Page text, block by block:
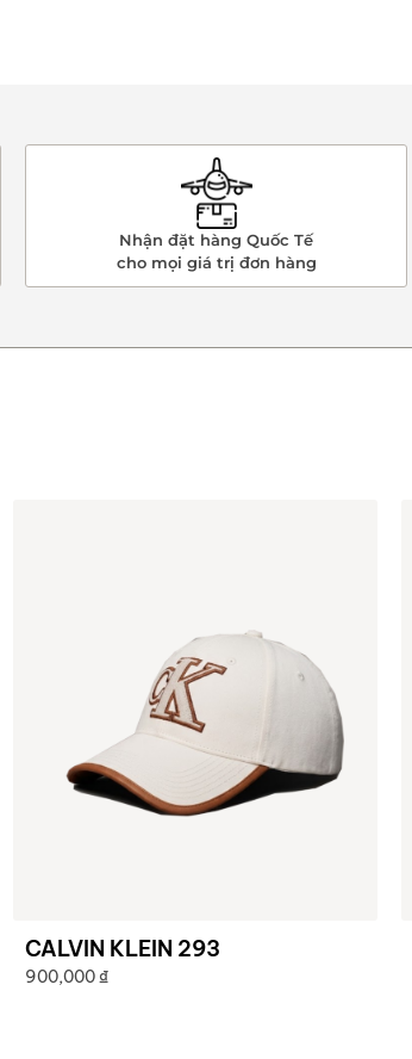
Nhận đặt hàng Quốc Tế
cho mọi giá trị đơn hàng
CALVIN KLEIN 293
900,000 ₫